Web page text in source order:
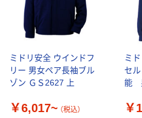
ミドリ安全 ウインドフ
リー 男女ペア長袖ブル
ゾン ＧＳ2627 上
￥6,017~ （税込）
ミ
セ
能
ビ
￥